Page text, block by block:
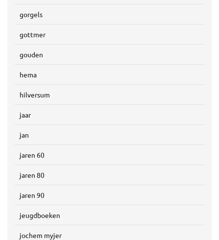
gorgels
gottmer
gouden
hema
hilversum
jaar
jan
jaren 60
jaren 80
jaren 90
jeugdboeken
jochem myjer